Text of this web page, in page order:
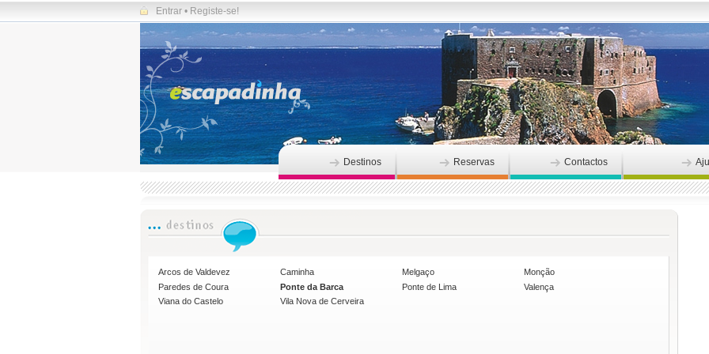
Entrar • Registe-se!
Destinos Reservas Contactos
Arcos de Valdevez Caminha Melgaço
Monção
Paredes de Coura
Ponte da Barca Ponte de Lima
Valença
Viana do Castelo
Vila Nova de Cerveira